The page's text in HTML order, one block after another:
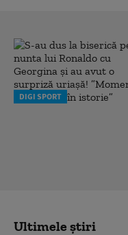
DIGI SPORT
Ultimele știri